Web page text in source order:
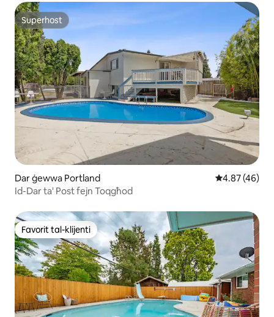
Superhost
Superhost
Dar ġewwa Portland Rating
4.87 (46)
Id-Dar ta' Post fejn Toqgħod
Favorit tal-klijenti
Favorit tal-klijenti